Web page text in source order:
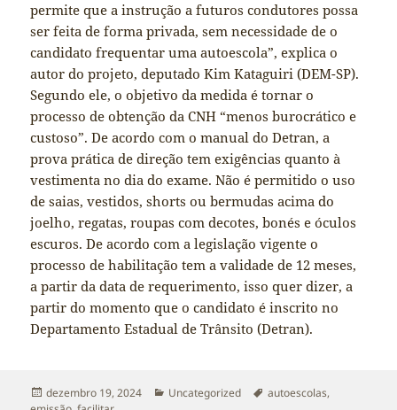
permite que a instrução a futuros condutores possa
ser feita de forma privada, sem necessidade de o
candidato frequentar uma autoescola”, explica o
autor do projeto, deputado Kim Kataguiri (DEM-SP).
Segundo ele, o objetivo da medida é tornar o
processo de obtenção da CNH “menos burocrático e
custoso”. De acordo com o manual do Detran, a
prova prática de direção tem exigências quanto à
vestimenta no dia do exame. Não é permitido o uso
de saias, vestidos, shorts ou bermudas acima do
joelho, regatas, roupas com decotes, bonés e óculos
escuros. De acordo com a legislação vigente o
processo de habilitação tem a validade de 12 meses,
a partir da data de requerimento, isso quer dizer, a
partir do momento que o candidato é inscrito no
Departamento Estadual de Trânsito (Detran).
Publicado
dezembro 19, 2024 Categorias
Uncategorized Tags
autoescolas,